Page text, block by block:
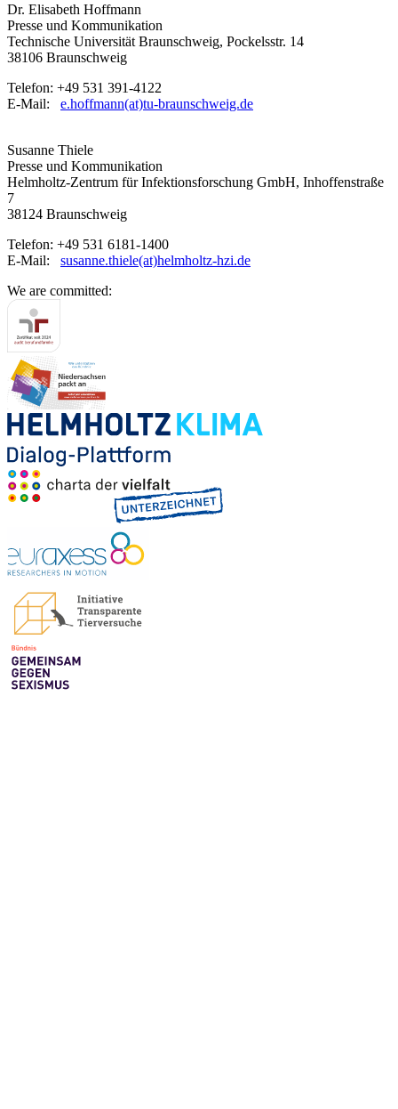
Dr. Elisabeth Hoffmann
Presse und Kommunikation
Technische Universität Braunschweig, Pockelsstr. 14
38106 Braunschweig
Telefon: +49 531 391-4122
E-Mail: e.hoffmann(at)tu-braunschweig.de
Susanne Thiele
Presse und Kommunikation
Helmholtz-Zentrum für Infektionsforschung GmbH, Inhoffenstraße
7
38124 Braunschweig
Telefon: +49 531 6181-1400
E-Mail: susanne.thiele(at)helmholtz-hzi.de
We are committed: